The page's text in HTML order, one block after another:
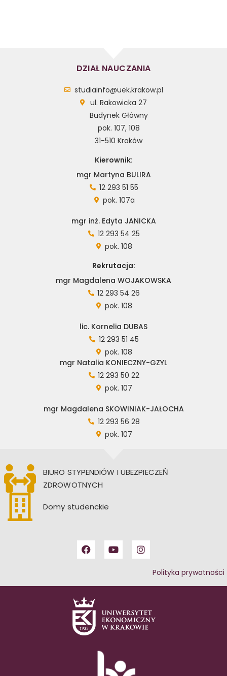
DZIAŁ NAUCZANIA
studiainfo@uek.krakow.pl
ul. Rakowicka 27
Budynek Główny
pok. 107, 108
31-510 Kraków
Kierownik:
mgr Martyna BULIRA
12 293 51 55
pok. 107a
mgr inż. Edyta JANICKA
12 293 54 25
pok. 108
Rekrutacja:
mgr Magdalena WOJAKOWSKA
12 293 54 26
pok. 108
lic. Kornelia DUBAS
12 293 51 45
pok. 108
mgr Natalia KONIECZNY-GZYL
12 293 50 22
pok. 107
mgr Magdalena SKOWINIAK-JAŁOCHA
12 293 56 28
pok. 107
BIURO STYPENDIÓW I UBEZPIECZEŃ
ZDROWOTNYCH
Domy studenckie
Polityka prywatności